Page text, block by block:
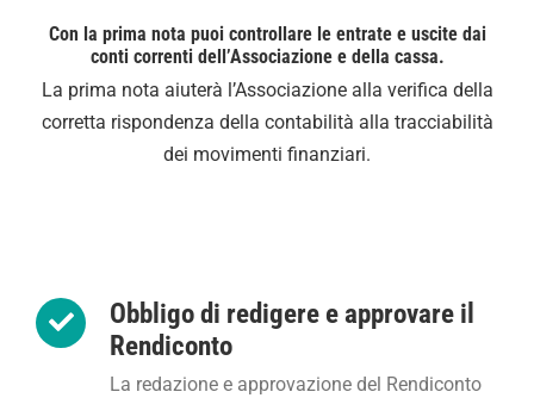
Con la prima nota puoi controllare le entrate e uscite dai
conti correnti dell’Associazione e della cassa.
La prima nota aiuterà l’Associazione alla verifica della
corretta rispondenza della contabilità alla tracciabilità
dei movimenti finanziari.
Obbligo di redigere e approvare il
Rendiconto
La redazione e approvazione del Rendiconto